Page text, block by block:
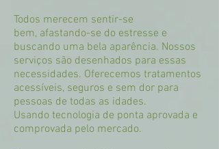
Todos merecem sentir-se
bem, afastando-se do estresse e
buscando uma bela aparência. Nossos
serviços são desenhados para essas
necessidades. Oferecemos tratamentos
acessíveis, seguros e sem dor para
pessoas de todas as idades.
Usando tecnologia de ponta aprovada e
comprovada pelo mercado.